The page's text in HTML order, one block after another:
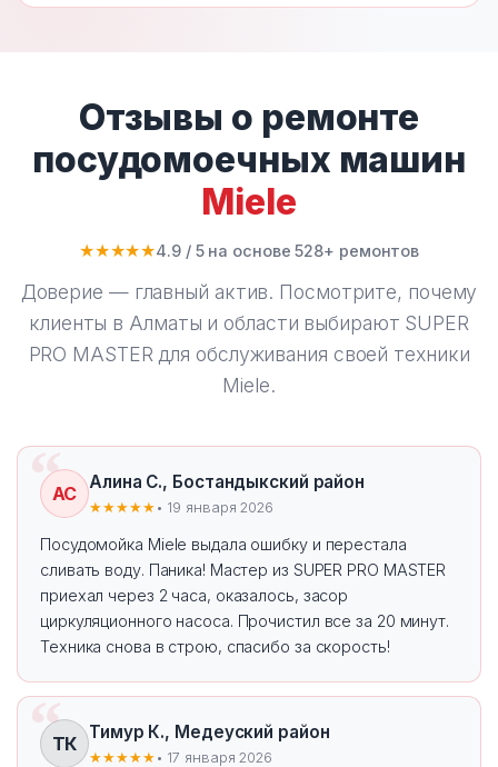
Отзывы о ремонте
посудомоечных машин
Miele
★★★★★4.9 / 5 на основе 528+ ремонтов
Доверие — главный актив. Посмотрите, почему
клиенты в Алматы и области выбирают SUPER
PRO MASTER для обслуживания своей техники
Miele.
АС
Алина С., Бостандыкский район
★★★★★ • 19 января 2026
Посудомойка Miele выдала ошибку и перестала
сливать воду. Паника! Мастер из SUPER PRO MASTER
приехал через 2 часа, оказалось, засор
циркуляционного насоса. Прочистил все за 20 минут.
Техника снова в строю, спасибо за скорость!
ТК
Тимур К., Медеуский район
★★★★★ • 17 января 2026